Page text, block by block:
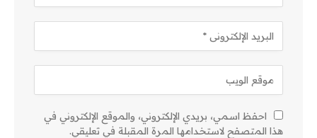
احفظ اسمي، بريدي الإلكتروني، والموقع الإلكتروني في
هذا المتصفح لاستخدامها المرة المقبلة في تعليقي.